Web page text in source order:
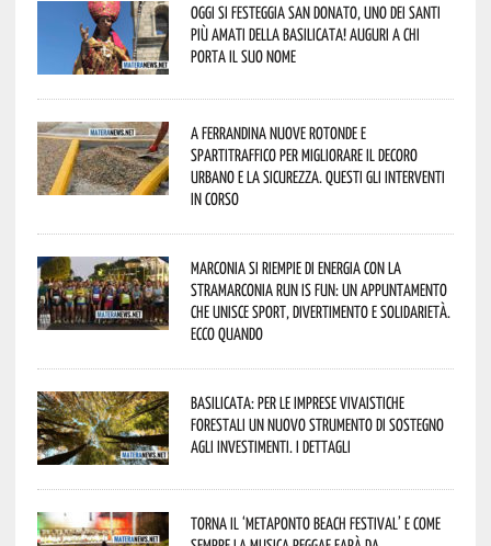
Oggi si festeggia San Donato, uno dei Santi
più amati della Basilicata! Auguri a chi
porta il suo nome
A Ferrandina nuove rotonde e
spartitraffico per migliorare il decoro
urbano e la sicurezza. Questi gli interventi
in corso
Marconia si riempie di energia con la
StraMarconia Run is Fun: un appuntamento
che unisce sport, divertimento e solidarietà.
Ecco quando
Basilicata: per le imprese vivaistiche
forestali un nuovo strumento di sostegno
agli investimenti. I dettagli
Torna il ‘Metaponto beach festival’ e come